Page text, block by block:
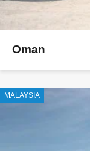
Oman
MALAYSIA